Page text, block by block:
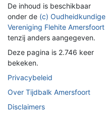
De inhoud is beschikbaar
onder de (c) Oudheidkundige
Vereniging Flehite Amersfoort
tenzij anders aangegeven.
Deze pagina is 2.746 keer
bekeken.
Privacybeleid
Over Tijdbalk Amersfoort
Disclaimers